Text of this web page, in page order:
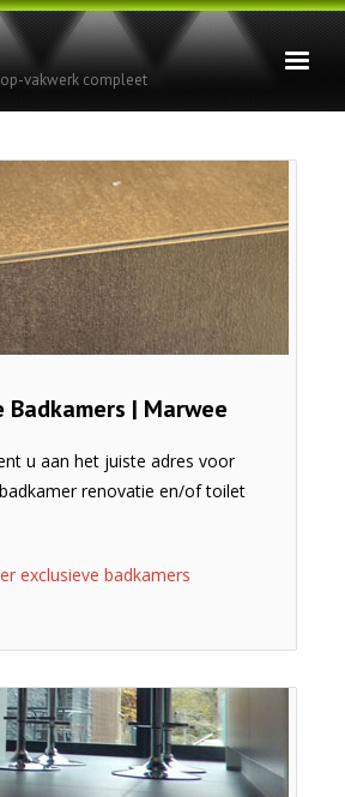
vakwerk compleet
Badkamers | Marwee
u aan het juiste adres voor
renovatie en/of toilet
exclusieve badkamers